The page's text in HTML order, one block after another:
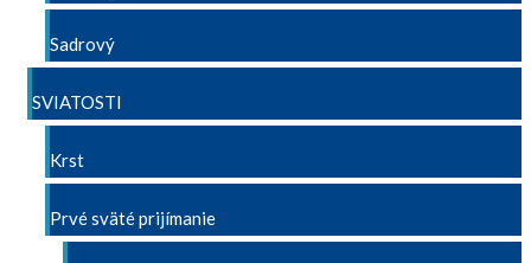
Sadrový
SVIATOSTI
Krst
Prvé sväté prijímanie